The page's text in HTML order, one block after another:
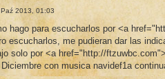
2013, 01:03
hago para escucharlos por <a
escucharlos, me pudieran dar las
solo por <a href="http://
con musica navidef1a